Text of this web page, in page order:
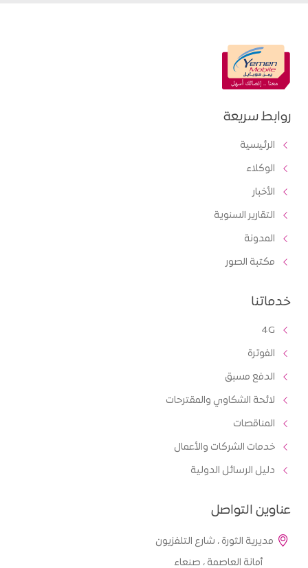
روابط سريعة
الرئيسية
الوكلاء
الأخبار
التقارير السنوية
المدونة
مكتبة الصور
خدماتنا
4G
الفوترة
الدفع مسبق
لائحة الشكاوي والمقترحات
المناقصات
خدمات الشركات والأعمال
دليل الرسائل الدولية
عناوين التواصل
مديرية الثورة ، شارع التلفزيون
أمانة العاصمة ، صنعاء